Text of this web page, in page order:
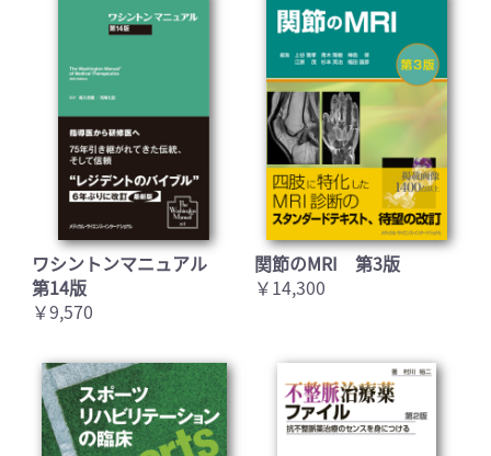
ワシントンマニュアル
第14版
￥9,570
関節のMRI 第3版
￥14,300